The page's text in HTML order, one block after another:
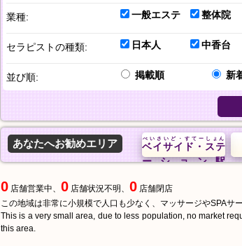
業種: 一般エステ 整体院
セラピストの種類: 日本人 中香台
並び順: 掲載順 新
あなたへお勧めエリア
ベイサイド・ステ
ーション駅
べいさいど・すてーしょん
0 店舗営業中、 0 店舗状況不明、 0 店舗閉店
この地域は非常に小規模で人口も少なく、マッサージやSPAサ
This is a very small area, due to less population, no market
this area.